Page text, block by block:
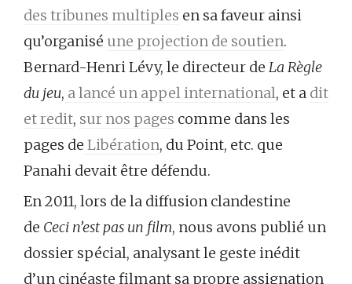
des tribunes multiples en sa faveur ainsi
qu’organisé une projection de soutien.
Bernard-Henri Lévy, le directeur de La Règle
du jeu, a lancé un appel international, et a dit
et redit, sur nos pages comme dans les
pages de Libération, du Point, etc. que
Panahi devait être défendu.
En 2011, lors de la diffusion clandestine
de Ceci n’est pas un film, nous avons publié un
dossier spécial, analysant le geste inédit
d’un cinéaste filmant sa propre assignation